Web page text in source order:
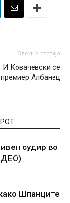
Следна статија
И Ковачевски се
Албанец
судир во
Шпанците